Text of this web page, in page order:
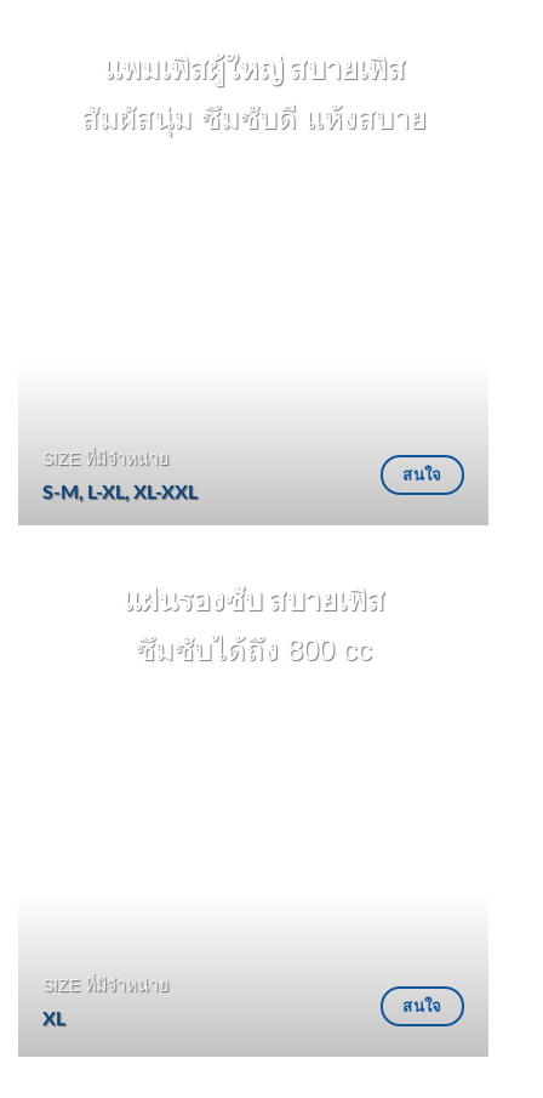
แพมเพิสผู้ใหญ่ สบายเพิส
สัมผัสนุ่ม ซึมซับดี แห้งสบาย
SIZE ที่มีจำหน่าย
S-M, L-XL, XL-XXL
สนใจ
แผ่นรองซับ สบายเพิส
ซึมซับได้ถึง 800 cc
SIZE ที่มีจำหน่าย
XL สนใจ